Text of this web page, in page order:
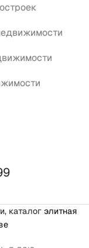
каталог элитная